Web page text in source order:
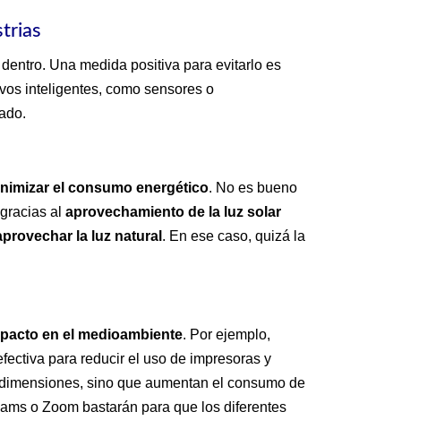
Una medida positiva para evitarlo es
inteligentes, como sensores o
el consumo energético. No es bueno
gracias alaprovechamiento de la luz solar
la luz natural . En ese caso, quizá la
en el medioambiente. Por ejemplo,
para reducir el uso de impresoras y
sino que aumentan el consumo de
o Zoom bastarán para que los diferentes